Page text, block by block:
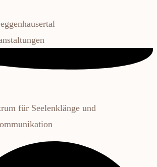
für Seelenklänge und